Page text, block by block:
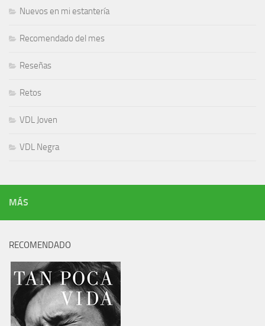
Nuevos en mi estantería
Recomendado del mes
Reseñas
Retos
VDL Joven
VDL Negra
MÁS
RECOMENDADO